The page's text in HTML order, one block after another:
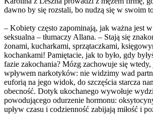
dawno by się rozstali, bo nudzą się w swoim
– Kobiety często zapominają, jak ważna jest
seksualna – tłumaczy Allana. – Stają się
żonami, kucharkami, sprzątaczkami,
kochankami! Pamiętacie, jak to było, gdy
fazie zakochania? Mózg zachowuje się wtedy,
wpływem narkotyków: nie widzimy wad
euforią na jego widok, do szczęścia starcza
obecność. Dotyk ukochanego wywołuje
powodującego odurzenie hormonu:
upływ czasu i codzienność zabijają miłość i